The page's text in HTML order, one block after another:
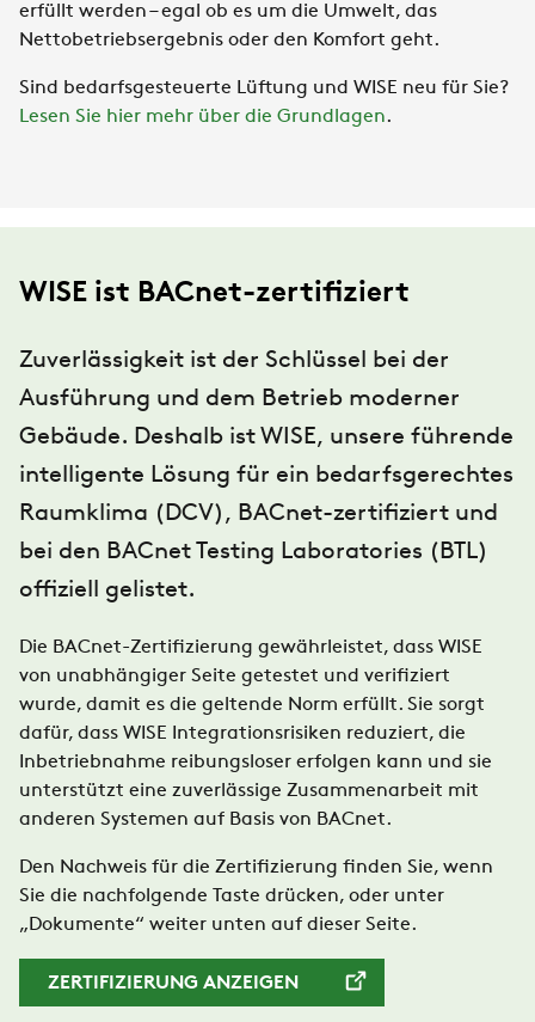
erfüllt werden – egal ob es um die Umwelt, das
Nettobetriebsergebnis oder den Komfort geht.
Sind bedarfsgesteuerte Lüftung und WISE neu für Sie?
Lesen Sie hier mehr über die Grundlagen.​
WISE ist BACnet-zertifiziert
Zuverlässigkeit ist der Schlüssel bei der
Ausführung und dem Betrieb moderner
Gebäude. Deshalb ist WISE, unsere führende
intelligente Lösung für ein bedarfsgerechtes
Raumklima (DCV), BACnet-zertifiziert und
bei den BACnet Testing Laboratories (BTL)
offiziell gelistet.
Die BACnet-Zertifizierung gewährleistet, dass WISE
von unabhängiger Seite getestet und verifiziert
wurde, damit es die geltende Norm erfüllt. Sie sorgt
dafür, dass WISE Integrationsrisiken reduziert, die
Inbetriebnahme reibungsloser erfolgen kann und sie
unterstützt eine zuverlässige Zusammenarbeit mit
anderen Systemen auf Basis von BACnet.
Den Nachweis für die Zertifizierung finden Sie, wenn
Sie die nachfolgende Taste drücken, oder unter
„Dokumente“ weiter unten auf dieser Seite.
ZERTIFIZIERUNG ANZEIGEN